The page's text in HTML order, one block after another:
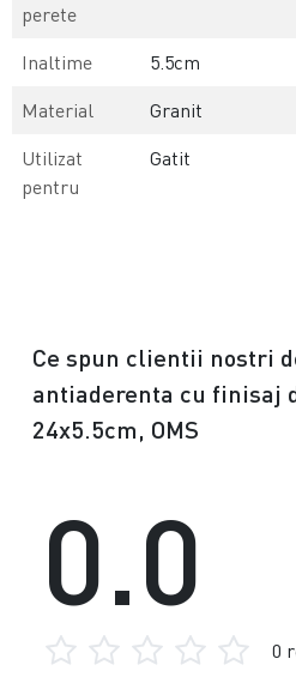
perete
Inaltime
5.5cm
Material
Granit
Utilizat
pentru
Gatit
Ce spun clientii nostri
antiaderenta cu finisaj
24x5.5cm, OMS
0.0
0